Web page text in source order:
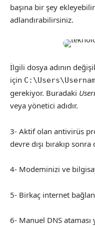
başına bir şey
adlandırabilirsiniz.
İlgili dosya adının
için
gerekiyor. Buradaki
veya yönetici adıdır.
3- Aktif olan antivirüs
devre dışı bırakıp
4- Modeminizi ve
5- Birkaç internet
6- Manuel DNS